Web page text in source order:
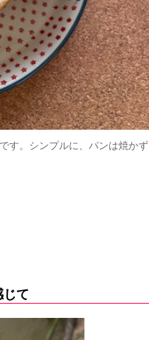
す。シンプルに、パンは焼かず
じて